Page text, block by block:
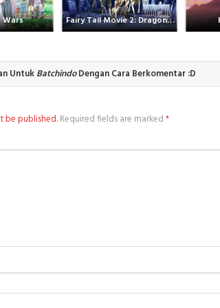
Wars Fairy Tail Movie 2: Dragon Cry
UntukBatchindoDengan Cara Berkomentar :D
be published.Required fields are marked*